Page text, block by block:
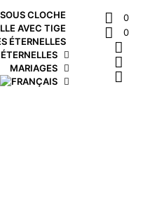
CLOCHE
AVEC TIGE
ÉTERNELLES
MARIAGES
0
0